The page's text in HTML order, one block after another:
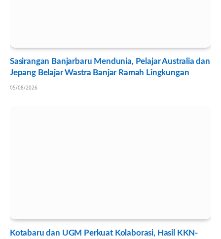
Sasirangan Banjarbaru Mendunia, Pelajar Australia dan
Jepang Belajar Wastra Banjar Ramah Lingkungan
05/08/2026
Kotabaru dan UGM Perkuat Kolaborasi, Hasil KKN-